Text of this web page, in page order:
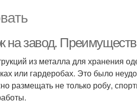
завод.
из металла для хранения
или гардеробах. Это было
размещать не только робу,